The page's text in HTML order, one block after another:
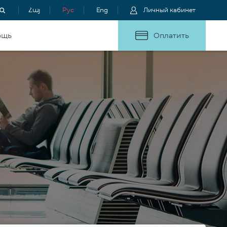
Հայ Рус Eng Личный кабинет
Оплатить